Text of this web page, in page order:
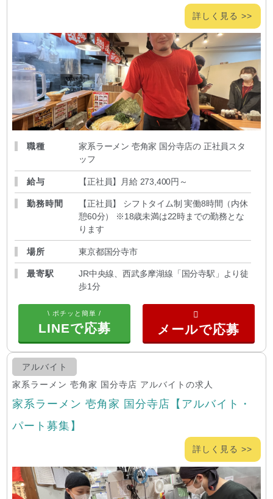
詳しく見る >>
職種
家系ラーメン 壱角家 国分寺店の 正社員スタ
ッフ
給与 【正社員】月給 273,400円～
勤務時間
【正社員】 シフトタイム制 実働8時間（内休
憩60分） ※18歳未満は22時までの勤務とな
ります
場所 東京都国分寺市
最寄駅
JR中央線、西武多摩湖線「国分寺駅」より徒
歩1分
\ ポチッと簡単 /
LINEで応募
アルバイト
家系ラーメン 壱角家 国分寺店 アルバイトの求人
家系ラーメン 壱角家 国分寺店【アルバイト・
パート募集】
詳しく見る >>